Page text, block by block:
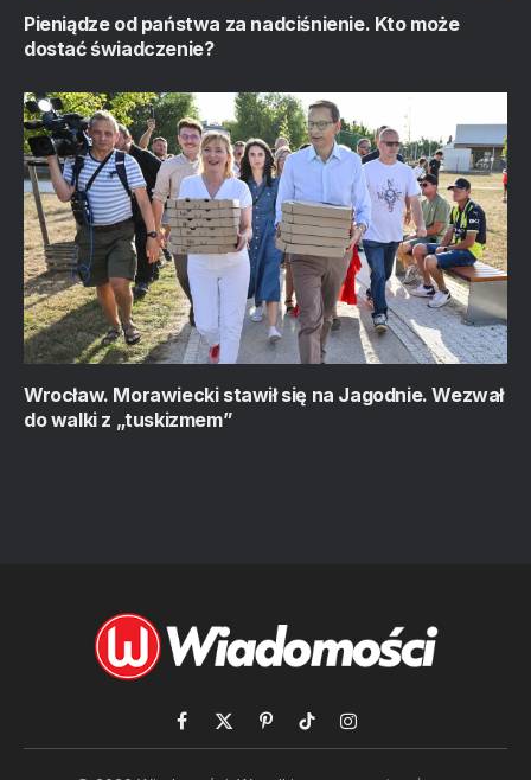
Pieniądze od państwa za nadciśnienie. Kto może
dostać świadczenie?
Wrocław. Morawiecki stawił się na Jagodnie. Wezwał
do walki z „tuskizmem”
Facebook
X
PinterestTikTokInstagram